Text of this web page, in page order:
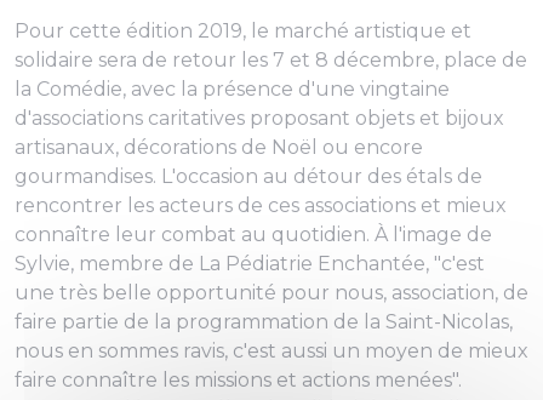
Pour cette édition 2019, le marché artistique et
solidaire sera de retour les 7 et 8 décembre, place de
la Comédie, avec la présence d'une vingtaine
d'associations caritatives proposant objets et bijoux
artisanaux, décorations de Noël ou encore
gourmandises. L'occasion au détour des étals de
rencontrer les acteurs de ces associations et mieux
connaître leur combat au quotidien. À l'image de
Sylvie, membre de La Pédiatrie Enchantée, "c'est
une très belle opportunité pour nous, association, de
faire partie de la programmation de la Saint-Nicolas,
nous en sommes ravis, c'est aussi un moyen de mieux
faire connaître les missions et actions menées".